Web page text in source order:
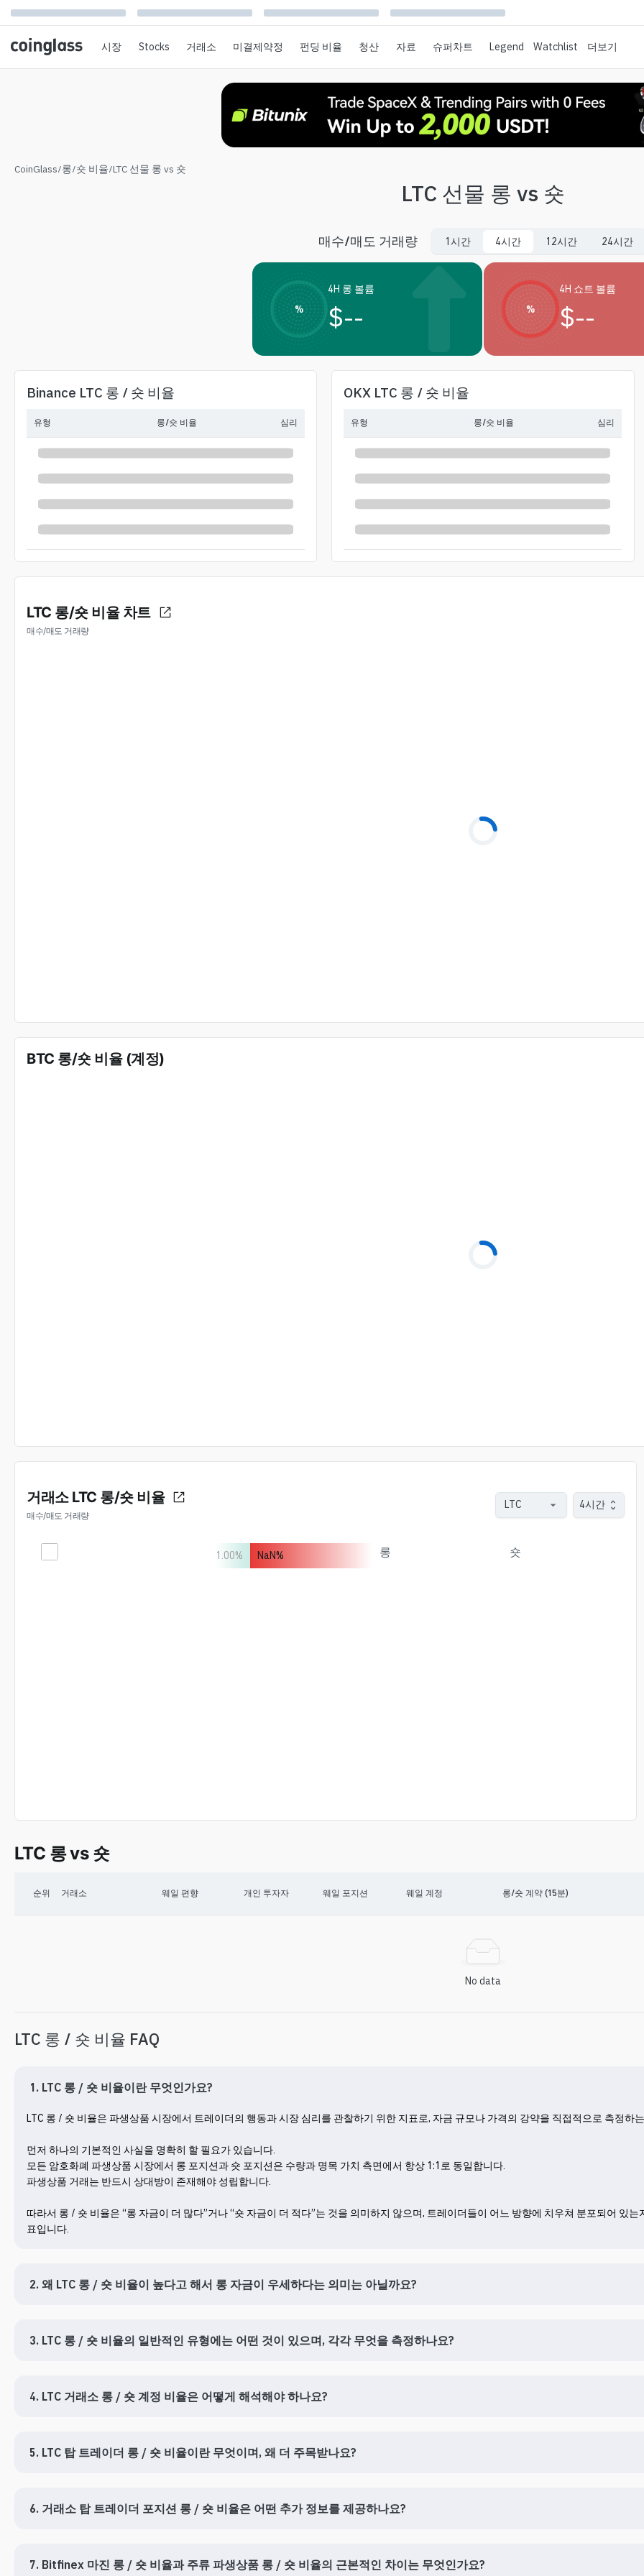
시장 Stocks 거래소 미결제약정 펀딩 비율 청산 자료 슈퍼차트 Legend Watchlist 더보기
CoinGlass/롱/숏 비율/LTC 선물 롱 vs 숏
LTC 선물 롱 vs 숏
매수/매도 거래량 1시간 4시간 12시간 24시간
%
4H 롱 볼륨
$-- %
4H 쇼트 볼륨
$--
Binance LTC 롱 / 숏 비율
유형 롱/숏 비율 심리
OKX LTC 롱 / 숏 비율
유형 롱/숏 비율 심리
LTC 롱/숏 비율 차트
매수/매도 거래량
BTC 롱/숏 비율 (계정)
거래소 LTC 롱/숏 비율
매수/매도 거래량
4시간
1.00% NaN% 롱 숏
LTC 롱 vs 숏
순위 거래소 웨일 편향 개인 투자자 웨일 포지션 웨일 계정 롱/숏 계약 (15분)
No data
LTC 롱 / 숏 비율 FAQ
1. LTC 롱 / 숏 비율이란 무엇인가요?
LTC 롱 / 숏 비율은 파생상품 시장에서 트레이더의 행동과 시장 심리를 관찰하기 위한 지표로, 자금 규모나 가격의 강약을 직접적으로 측정하
먼저 하나의 기본적인 사실을 명확히 할 필요가 있습니다.
모든 암호화폐 파생상품 시장에서 롱 포지션과 숏 포지션은 수량과 명목 가치 측면에서 항상 1:1로 동일합니다.
파생상품 거래는 반드시 상대방이 존재해야 성립합니다.
따라서 롱 / 숏 비율은 “롱 자금이 더 많다”거나 “숏 자금이 더 적다”는 것을 의미하지 않으며, 트레이더들이 어느 방향에 치우쳐 분포되어 있는
표입니다.
2. 왜 LTC 롱 / 숏 비율이 높다고 해서 롱 자금이 우세하다는 의미는 아닐까요?
3. LTC 롱 / 숏 비율의 일반적인 유형에는 어떤 것이 있으며, 각각 무엇을 측정하나요?
4. LTC 거래소 롱 / 숏 계정 비율은 어떻게 해석해야 하나요?
5. LTC 탑 트레이더 롱 / 숏 비율이란 무엇이며, 왜 더 주목받나요?
6. 거래소 탑 트레이더 포지션 롱 / 숏 비율은 어떤 추가 정보를 제공하나요?
7. Bitfinex 마진 롱 / 숏 비율과 주류 파생상품 롱 / 숏 비율의 근본적인 차이는 무엇인가요?